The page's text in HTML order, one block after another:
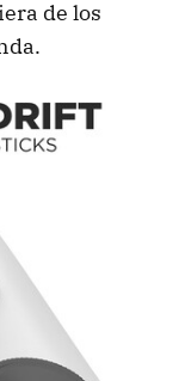
de los